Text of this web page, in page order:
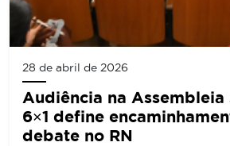
28 de abril de 2026
Audiência na Assembleia
6×1 define
debate no RN